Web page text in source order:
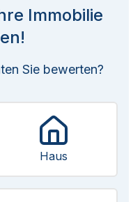
Immobilie
Sie bewerten?
Haus